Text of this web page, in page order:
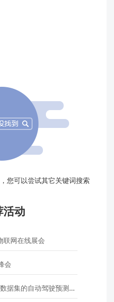
您可以尝试其它关键词搜索
活动
联网在线展会
会
的自动驾驶预测模型挑战赛